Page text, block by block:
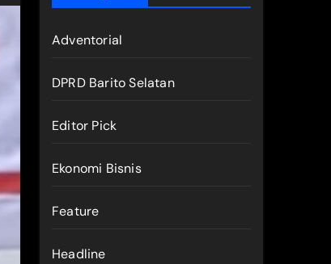
Adventorial
DPRD Barito Selatan
Editor Pick
Ekonomi Bisnis
Feature
Headline